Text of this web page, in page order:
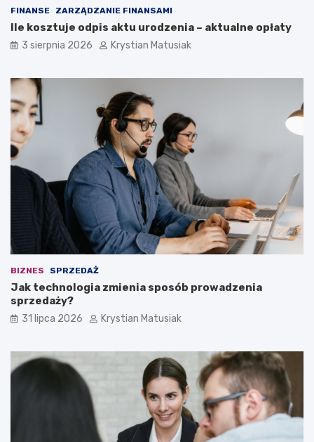
FINANSE ZARZĄDZANIE FINANSAMI
Ile kosztuje odpis aktu urodzenia – aktualne opłaty
3 sierpnia 2026 Krystian Matusiak
BIZNES SPRZEDAŻ
Jak technologia zmienia sposób prowadzenia
sprzedaży?
31 lipca 2026 Krystian Matusiak